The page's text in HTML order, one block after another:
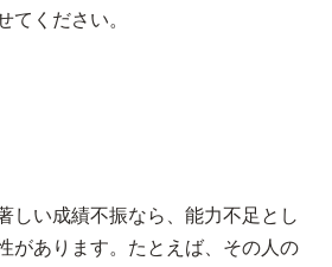
てください。
しい成績不振なら、能力不足とし
があります。たとえば、その人の